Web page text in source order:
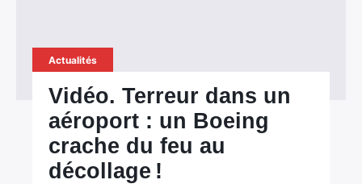
Actualités
Vidéo. Terreur dans un
aéroport : un Boeing
crache du feu au
décollage !